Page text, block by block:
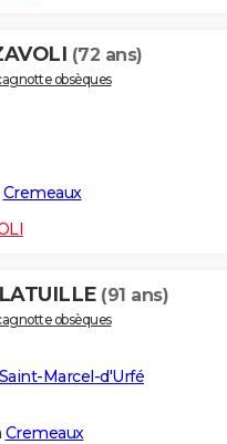
(72 ans)
obsèques
Cremeaux
(91 ans)
obsèques
Saint-Marcel-d'Urfé
Cremeaux